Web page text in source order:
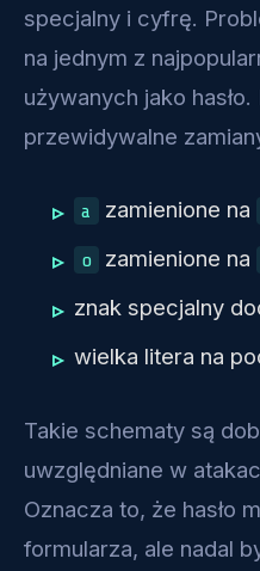
specjalny i cyfrę.
na jednym z
używanych jako
przewidywalne
a zamienione na
o zamienione na
znak specjalny
wielka litera na
Takie schematy są
uwzględniane w
Oznacza to, że hasło
formularza, ale nadal